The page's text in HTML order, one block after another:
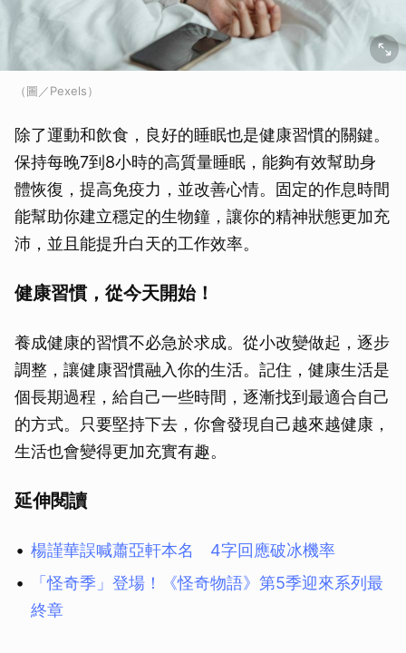
（圖／Pexels）
除了運動和飲食，良好的睡眠也是健康習慣的關鍵。
保持每晚7到8小時的高質量睡眠，能夠有效幫助身
體恢復，提高免疫力，並改善心情。固定的作息時間
能幫助你建立穩定的生物鐘，讓你的精神狀態更加充
沛，並且能提升白天的工作效率。
健康習慣，從今天開始！
養成健康的習慣不必急於求成。從小改變做起，逐步
調整，讓健康習慣融入你的生活。記住，健康生活是
個長期過程，給自己一些時間，逐漸找到最適合自己
的方式。只要堅持下去，你會發現自己越來越健康，
生活也會變得更加充實有趣。
延伸閱讀
楊謹華誤喊蕭亞軒本名 4字回應破冰機率
「怪奇季」登場！《怪奇物語》第5季迎來系列最
終章